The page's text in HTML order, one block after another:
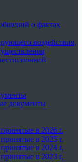
о фактах
воздействия,
документы
в 2026 г.
в 2025 г.
в 2024 г.
в 2023 г.